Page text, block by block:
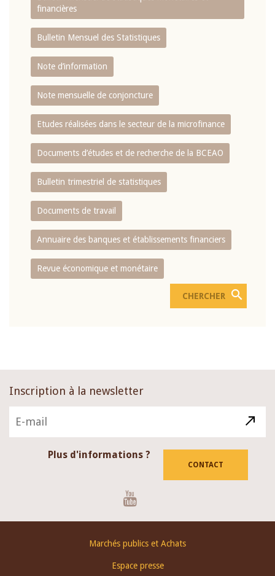
financières
Bulletin Mensuel des Statistiques
Note d’information
Note mensuelle de conjoncture
Etudes réalisées dans le secteur de la microfinance
Documents d’études et de recherche de la BCEAO
Bulletin trimestriel de statistiques
Documents de travail
Annuaire des banques et établissements financiers
Revue économique et monétaire
Inscription à la newsletter
Plus d'informations ?
CONTACT
Marchés publics et Achats
Espace presse